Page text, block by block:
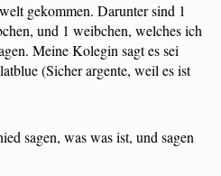
gekommen. Darunter sind 1
und 1 weibchen, welches ich
Meine Kolegin sagt es sei
(Sicher argente, weil es ist
sagen, was was ist, und sagen